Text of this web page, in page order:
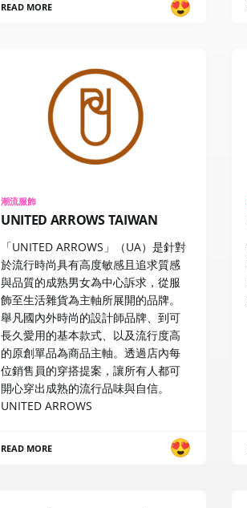
READ MORE
潮流服飾
UNITED ARROWS TAIWAN
「UNITED ARROWS」（UA）是針對
於流行時尚具有高度敏感且追求質感
與品質的成熟男女為中心訴求，從服
飾至生活雜貨為主軸所展開的品牌。
舉凡國內外時尚的設計師品牌、到可
長久愛用的基本款式、以及流行度高
的原創單品為商品主軸。透過店內每
位銷售員的穿搭提案，讓所有人都可
開心穿出成熟的流行品味與自信。
UNITED ARROWS
READ MORE